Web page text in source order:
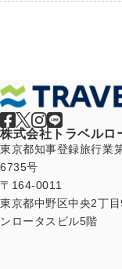
株式会社トラベルロ
東京都知事登録旅行業
6735号
〒164-0011
東京都中野区中央2丁
ンロータスビル5階